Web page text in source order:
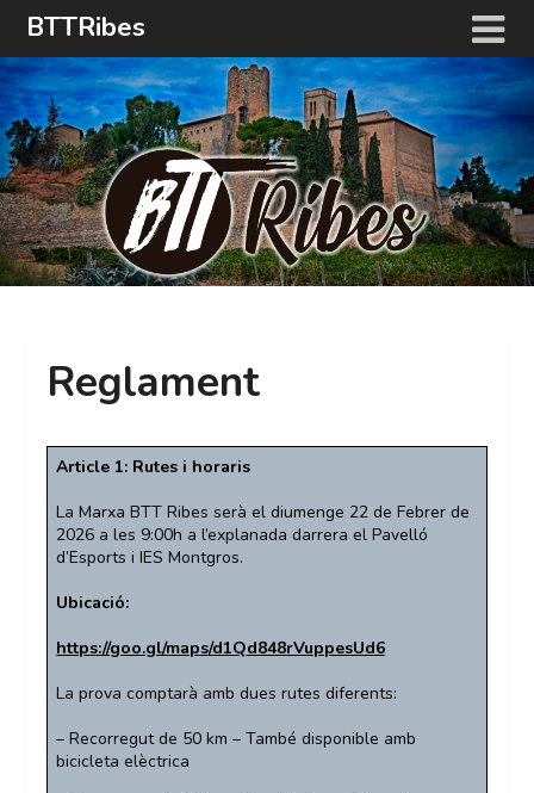
Skip
content
BTTRibes
Reglament
Article 1: Rutes i horaris
La Marxa BTT Ribes serà el diumenge 22 de Febrer de
2026 a les 9:00h a l’explanada darrera el Pavelló
d’Esports i IES Montgros.
Ubicació:
https://goo.gl/maps/d1Qd848rVuppesUd6
La prova comptarà amb dues rutes diferents:
– Recorregut de 50 km – També disponible amb
bicicleta elèctrica